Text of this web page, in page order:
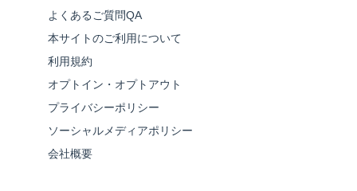
よくあるご質問QA
本サイトのご利用について
利用規約
オプトイン・オプトアウト
プライバシーポリシー
ソーシャルメディアポリシー
会社概要